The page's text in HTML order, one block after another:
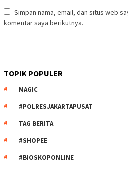
Simpan nama, email, dan situs web
komentar saya berikutnya.
TOPIK POPULER
MAGIC
#POLRESJAKARTAPUSAT
TAG BERITA
#SHOPEE
#BIOSKOPONLINE